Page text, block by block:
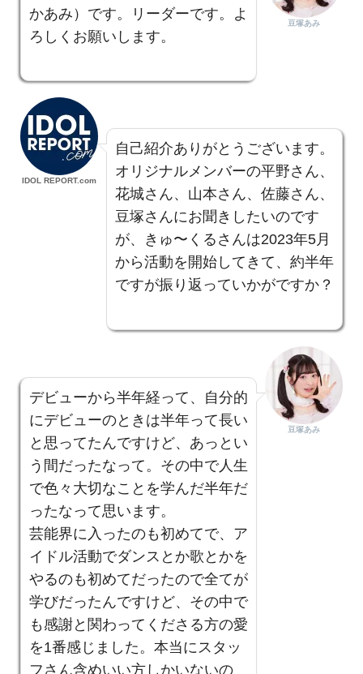
かあみ）です。リーダーです。よ
ろしくお願いします。
豆塚あみ
IDOL REPORT.com
自己紹介ありがとうございます。
オリジナルメンバーの平野さん、
花城さん、山本さん、佐藤さん、
豆塚さんにお聞きしたいのです
が、きゅ〜くるさんは2023年5月
から活動を開始してきて、約半年
ですが振り返っていかがですか？
デビューから半年経って、自分的
にデビューのときは半年って長い
と思ってたんですけど、あっとい
う間だったなって。その中で人生
で色々大切なことを学んだ半年だ
ったなって思います。
芸能界に入ったのも初めてで、ア
イドル活動でダンスとか歌とかを
やるのも初めてだったので全てが
学びだったんですけど、その中で
も感謝と関わってくださる方の愛
を1番感じました。本当にスタッ
フさん含めいい方しかいないの
豆塚あみ